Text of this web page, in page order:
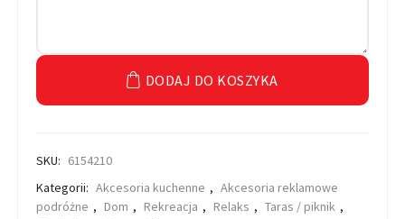
DODAJ DO KOSZYKA
SKU: 6154210
Kategorii: Akcesoria kuchenne , Akcesoria reklamowe
podróżne , Dom , Rekreacja , Relaks , Taras / piknik ,